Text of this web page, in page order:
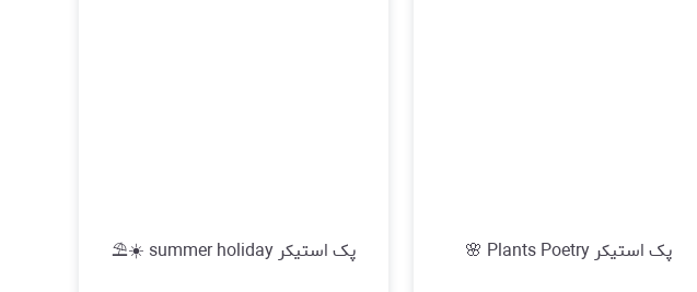
پک استیکر Plants Poetry 🌸 پک استیکر summer holiday ☀️⛱️